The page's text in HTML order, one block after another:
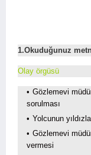
1.Okuduğunuz
Olay örgüsü
Gözlemevi
sorulması
Yolcunun
Gözlemevi
vermesi